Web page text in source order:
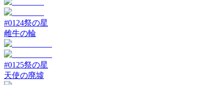
#0124祭の星
雌牛の輪
#0125祭の星
天使の廃墟